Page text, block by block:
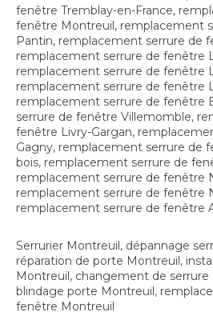
fenêtre Tremblay-en-France,
fenêtre Montreuil, remplacement
Pantin, remplacement serrure de
remplacement serrure de fenêtre
remplacement serrure de fenêtre
remplacement serrure de fenêtre
remplacement serrure de fenêtre
serrure de fenêtre Villemomble,
fenêtre Livry-Gargan,
Gagny, remplacement serrure de
bois, remplacement serrure de
remplacement serrure de fenêtre
remplacement serrure de fenêtre
remplacement serrure de fenêtre
Serrurier Montreuil, dépannage
réparation de porte Montreuil,
Montreuil, changement de serrure
blindage porte Montreuil,
fenêtre Montreuil